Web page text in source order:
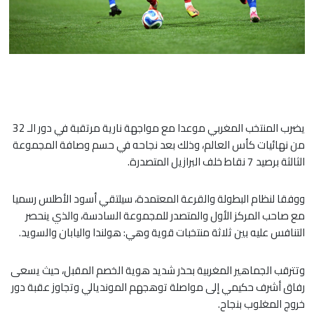
يضرب المنتخب المغربي موعدا مع مواجهة نارية مرتقبة في دور الـ 32
من نهائيات كأس العالم، وذلك بعد نجاحه في حسم وصافة المجموعة
الثالثة برصيد 7 نقاط خلف البرازيل المتصدرة.
​ووفقا لنظام البطولة والقرعة المعتمدة، سيلتقي أسود الأطلس رسميا
مع صاحب المركز الأول والمتصدر للمجموعة السادسة، والذي ينحصر
التنافس عليه بين ثلاثة منتخبات قوية وهي: هولندا واليابان والسويد.
​وتترقب الجماهير المغربية بحذر شديد هوية الخصم المقبل، حيث يسعى
رفاق أشرف حكيمي إلى مواصلة توهجهم المونديالي وتجاوز عقبة دور
خروج المغلوب بنجاح.